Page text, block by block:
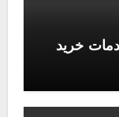
خرید